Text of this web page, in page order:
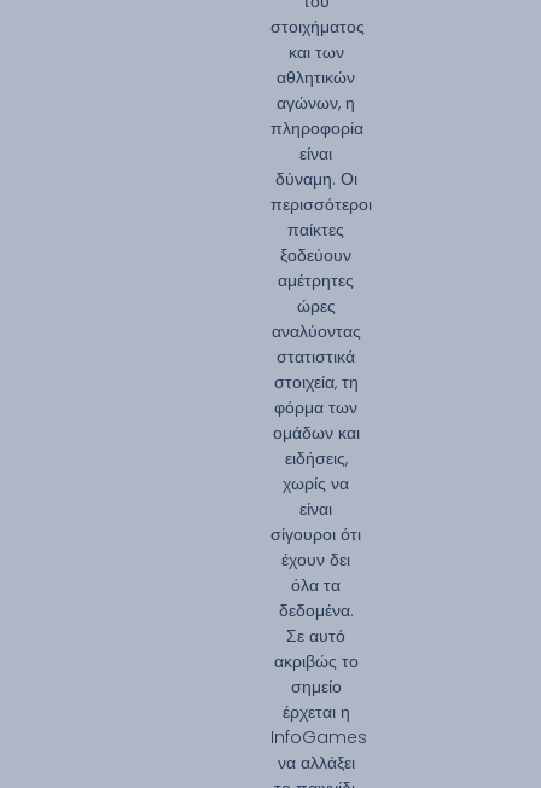
στοιχήματος
και των
αθλητικών
αγώνων, η
πληροφορία
είναι
δύναμη. Οι
περισσότεροι
παίκτες
ξοδεύουν
αμέτρητες
ώρες
αναλύοντας
στατιστικά
στοιχεία, τη
φόρμα των
ομάδων και
ειδήσεις,
χωρίς να
είναι
σίγουροι ότι
έχουν δει
όλα τα
δεδομένα.
Σε αυτό
ακριβώς το
σημείο
έρχεται η
InfoGames
να αλλάξει